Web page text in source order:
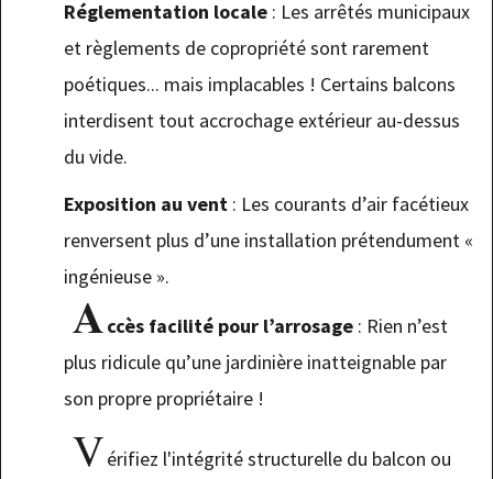
Réglementation locale: Les arrêtés municipaux
et règlements de copropriété sont rarement
poétiques... mais implacables ! Certains balcons
interdisent tout accrochage extérieur au-dessus
du vide.
Exposition au vent: Les courants d’air facétieux
renversent plus d’une installation prétendument «
ingénieuse ».
Accès facilité pour l’arrosage: Rien n’est
plus ridicule qu’une jardinière inatteignable par
son propre propriétaire !
Vérifiez l'intégrité structurelle du balcon ou